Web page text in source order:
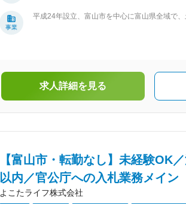
可能性があります。月給(月額)は固定手当を含
事業
平成24年設立、富山市を中心に富山県全域で
求人詳細を見る
【富山市・転勤なし】未経験OK
以内／官公庁への入札業務メイン
よこたライフ株式会社